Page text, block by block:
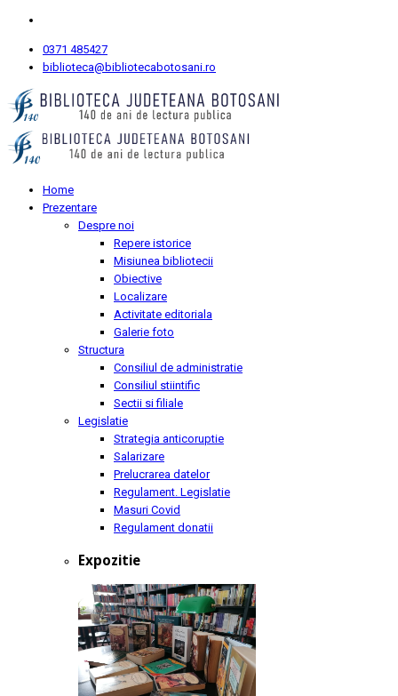
0371 485427
biblioteca@bibliotecabotosani.ro
Home
Prezentare
Despre noi
Repere istorice
Misiunea bibliotecii
Obiective
Localizare
Activitate editoriala
Galerie foto
Structura
Consiliul de administratie
Consiliul stiintific
Sectii si filiale
Legislatie
Strategia anticoruptie
Salarizare
Prelucrarea datelor
Regulament. Legislatie
Masuri Covid
Regulament donatii
Expozitie